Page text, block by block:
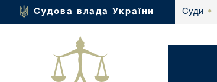
Судова влада України Суди •